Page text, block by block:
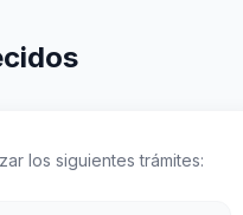
los siguientes trámites: